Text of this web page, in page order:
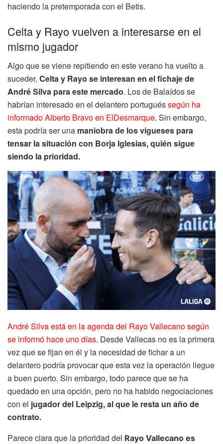
haciendo la pretemporada con el Betis.
Celta y Rayo vuelven a interesarse en el
mismo jugador
Algo que se viene repitiendo en este verano ha vuelto a
suceder, Celta y Rayo se interesan en el fichaje de
André Silva para este mercado. Los de Balaídos se
habrían interesado en el delantero portuguéssegún ha
informado Alberto Bravo en ElDesmarque. Sin embargo,
esta podría ser una maniobra de los vigueses para
tensar la situación con Borja Iglesias, quién sigue
siendo la prioridad.
André Silva está en la agenda del Rayo Vallecano según
se informó hace uno días. Desde Vallecas no es la primera
vez que se fijan en él y la necesidad de fichar a un
delantero podría provocar que esta vez la operación llegue
a buen puerto. Sin embargo, todo parece que se ha
quedado en una opción, pero no ha habido negociaciones
con el jugador del Leipzig, al que le resta un año de
contrato.
Parece clara que la prioridad del Rayo Vallecano es